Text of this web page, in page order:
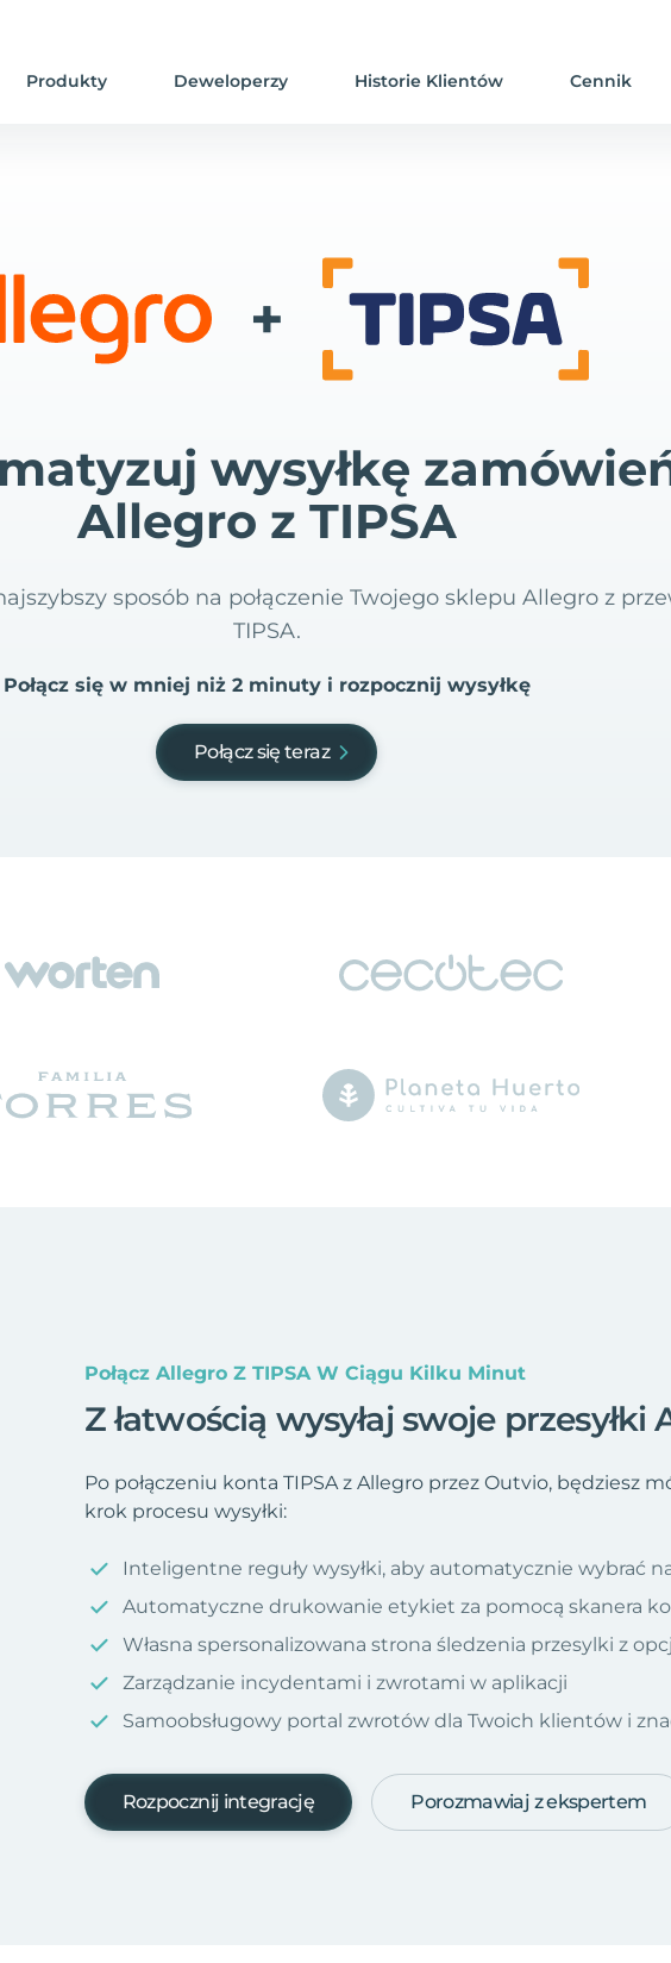
Produkty Deweloperzy Historie Klientów Cennik
+
wysyłkę
Allegro z TIPSA
sposób na połączenie Twojego sklepu Allegro z
TIPSA.
Połącz się w mniej niż 2 minuty i rozpocznij wysyłkę
Połącz się teraz
Połącz Allegro Z TIPSA W Ciągu Kilku Minut
Z łatwością wysyłaj swoje przesyłki
Po połączeniu konta TIPSA z Allegro przez Outvio, będziesz
krok procesu wysyłki:
Inteligentne reguły wysyłki, aby automatycznie wybrać
Automatyczne drukowanie etykiet za pomocą skanera
Własna spersonalizowana strona śledzenia przesylki z
Zarządzanie incydentami i zwrotami w aplikacji
Samoobsługowy portal zwrotów dla Twoich klientów i
Rozpocznij integrację Porozmawiaj z ekspertem